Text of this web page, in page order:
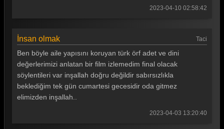
Gönül Dağı 72. Bölüm
Gönül Dağı 71. Bölüm
Gönül Dağı 70. Bölüm
Gönül Dağı 69. Bölüm
2023-04-10 02:58:42
İnsan olmak Taci
Ben böyle aile yapısını koruyan türk örf adet ve dini
değerlerimizi anlatan bir film izlemedim final olacak
söylentileri var inşallah doğru değildir sabırsızlıkla
beklediğim tek gün cumartesi gecesidir oda gitmez
elimizden inşallah..
2023-04-03 13:20:40